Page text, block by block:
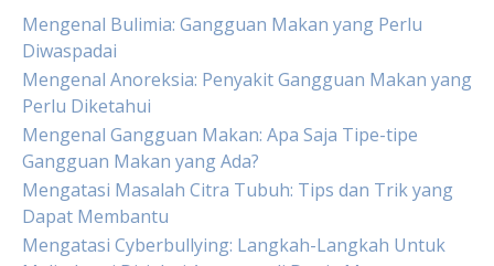
Mengenal Bulimia: Gangguan Makan yang Perlu
Diwaspadai
Mengenal Anoreksia: Penyakit Gangguan Makan yang
Perlu Diketahui
Mengenal Gangguan Makan: Apa Saja Tipe-tipe
Gangguan Makan yang Ada?
Mengatasi Masalah Citra Tubuh: Tips dan Trik yang
Dapat Membantu
Mengatasi Cyberbullying: Langkah-Langkah Untuk